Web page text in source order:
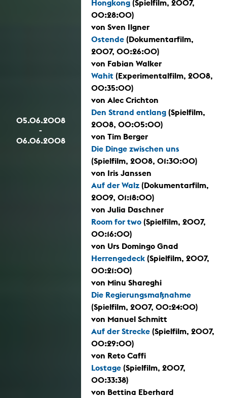
05.06.2008
-
06.06.2008
Hongkong (Spielfilm, 2007,
00:28:00)
von Sven Ilgner
Ostende (Dokumentarfilm,
2007, 00:26:00)
von Fabian Walker
Wahit (Experimentalfilm, 2008,
00:35:00)
von Alec Crichton
Den Strand entlang (Spielfilm,
2008, 00:05:00)
von Tim Berger
Die Dinge zwischen uns
(Spielfilm, 2008, 01:30:00)
von Iris Janssen
Auf der Walz (Dokumentarfilm,
2009, 01:18:00)
von Julia Daschner
Room for two (Spielfilm, 2007,
00:16:00)
von Urs Domingo Gnad
Herrengedeck (Spielfilm, 2007,
00:21:00)
von Minu Shareghi
Die Regierungsmaßnahme
(Spielfilm, 2007, 00:24:00)
von Manuel Schmitt
Auf der Strecke (Spielfilm, 2007,
00:29:00)
von Reto Caffi
Lostage (Spielfilm, 2007,
00:33:38)
von Bettina Eberhard